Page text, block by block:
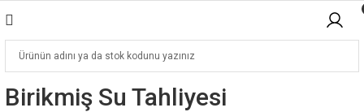
Birikmiş Su Tahliyesi